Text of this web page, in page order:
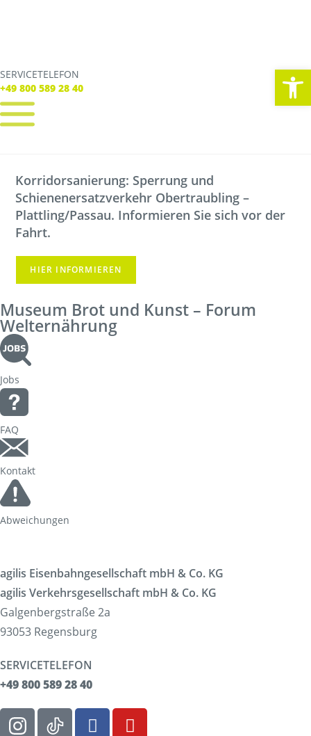
SERVICETELEFON
+49 800 589 28 40
SERVICE TELEFON
+49 800 589 28 40
Verbindungen
Tickets
Freizeit
Service
Unternehmen
Korridorsanierung: Sperrung und
Schienenersatzverkehr Obertraubling –
Plattling/Passau. Informieren Sie sich vor der
Fahrt.
HIER INFORMIEREN
Museum Brot und Kunst – Forum
Welternährung
Jobs
FAQ
Kontakt
Abweichungen
agilis Eisenbahngesellschaft mbH & Co. KG
agilis Verkehrsgesellschaft mbH & Co. KG
Galgenbergstraße 2a
93053 Regensburg
SERVICETELEFON
+49 800 589 28 40